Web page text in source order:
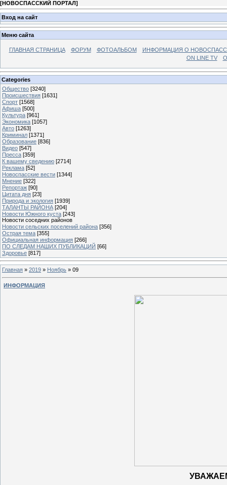
[НОВОСПАССКИЙ ПОРТАЛ]
Вход на сайт
Меню сайта
ГЛАВНАЯ СТРАНИЦА ФОРУМ ФОТОАЛЬБОМ
ИНФОРМАЦИЯ О
ON LINE TV
Categories
Общество [3240]
Происшествия [1631]
Спорт [1568]
Афиша [500]
Культура [961]
Экономика [1057]
Авто [1263]
Криминал [1371]
Образование [836]
Видео [547]
Пресса [359]
К вашему сведению [2714]
Реклама [52]
Новоспасские вести [1344]
Мнение [322]
Репортаж [90]
Цитата дня [23]
Природа и экология [1939]
ТАЛАНТЫ РАЙОНА [204]
Новости Южного куста [243]
Новости соседних районов
Новости сельских поселений района [356]
Острая тема [355]
Официальная информация [266]
ПО СЛЕДАМ НАШИХ ПУБЛИКАЦИЙ [66]
Здоровье [817]
Главная » 2019 » Ноябрь » 09
ИНФОРМАЦИЯ